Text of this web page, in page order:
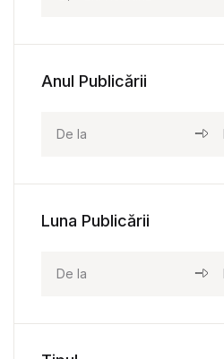
Anul Publicării
Luna Publicării